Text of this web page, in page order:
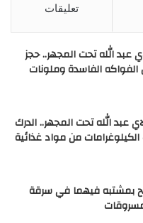
تعليقات
الله تحت المجهر.. حجز
الفواكه الفاسدة وملونات
الله تحت المجهر.. الدرك
من مواد غذائية
بمشتبه فيهما في سرقة